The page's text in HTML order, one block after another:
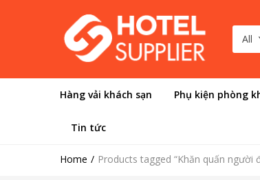
All
Hàng vải khách sạn Phụ kiện phòng
Tin tức
Home Products tagged “Khăn quấn người